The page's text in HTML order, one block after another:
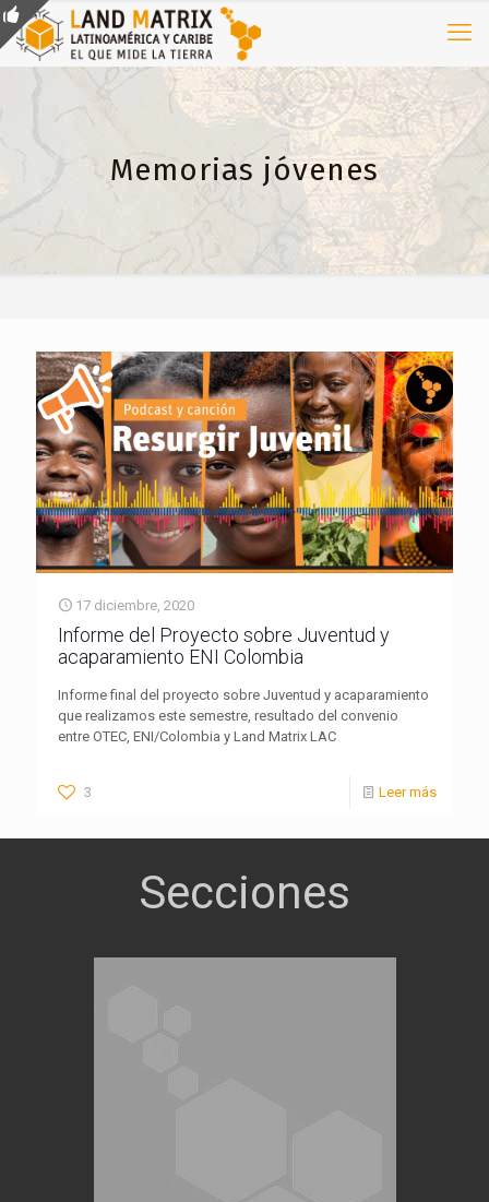
Memorias jóvenes
17 diciembre, 2020
Informe del Proyecto sobre Juventud y
acaparamiento ENI Colombia
Informe final del proyecto sobre Juventud y acaparamiento
que realizamos este semestre, resultado del convenio
entre OTEC, ENI/Colombia y Land Matrix LAC
3 Leer más